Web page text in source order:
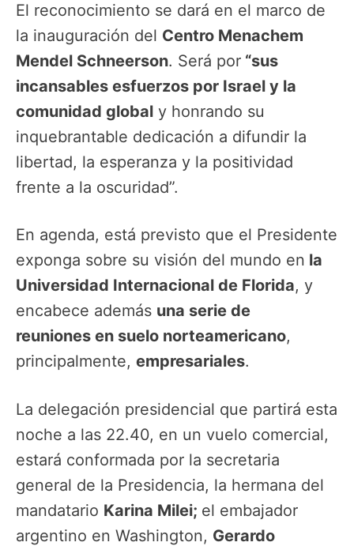
El reconocimiento se dará en el marco de
la inauguración del Centro Menachem
Mendel Schneerson. Será por “sus
incansables esfuerzos por Israel y la
comunidad global y honrando su
inquebrantable dedicación a difundir la
libertad, la esperanza y la positividad
frente a la oscuridad”.
En agenda, está previsto que el Presidente
exponga sobre su visión del mundo en la
Universidad Internacional de Florida, y
encabece además una serie de
reuniones en suelo norteamericano,
principalmente, empresariales.
La delegación presidencial que partirá esta
noche a las 22.40, en un vuelo comercial,
estará conformada por la secretaria
general de la Presidencia, la hermana del
mandatario Karina Milei; el embajador
argentino en Washington, Gerardo